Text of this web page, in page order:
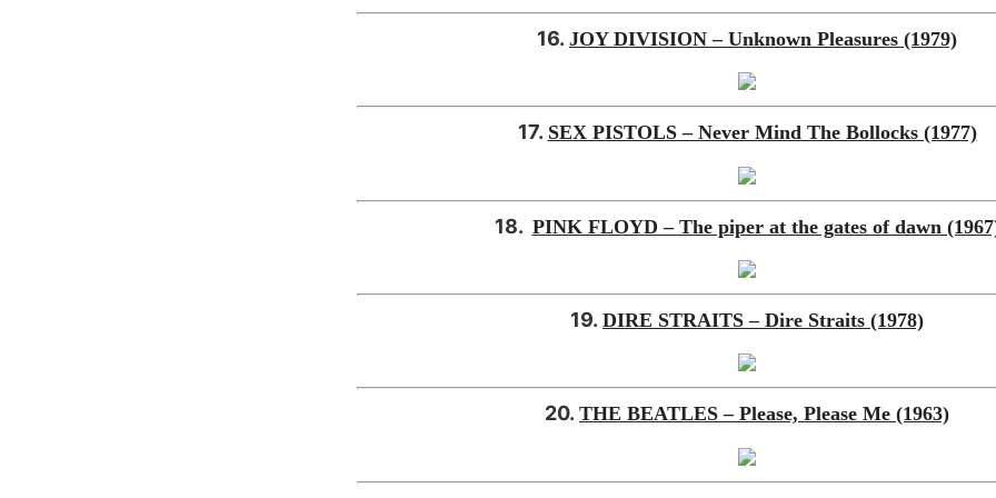
16. JOY DIVISION – Unknown Pleasures (1979)
17. SEX PISTOLS – Never Mind The Bollocks (1977)
18. PINK FLOYD – The piper at the gates of dawn
19. DIRE STRAITS – Dire Straits (1978)
20. THE BEATLES – Please, Please Me (1963)